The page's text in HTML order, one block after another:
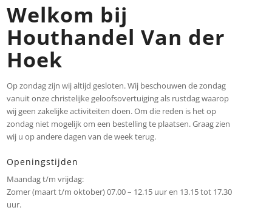
Welkom bij
Houthandel Van der
Hoek
Op zondag zijn wij altijd gesloten. Wij beschouwen de zondag
vanuit onze christelijke geloofsovertuiging als rustdag waarop
wij geen zakelijke activiteiten doen. Om die reden is het op
zondag niet mogelijk om een bestelling te plaatsen. Graag zien
wij u op andere dagen van de week terug.
Openingstijden
Maandag t/m vrijdag:
Zomer (maart t/m oktober) 07.00 – 12.15 uur en 13.15 tot 17.30
uur.